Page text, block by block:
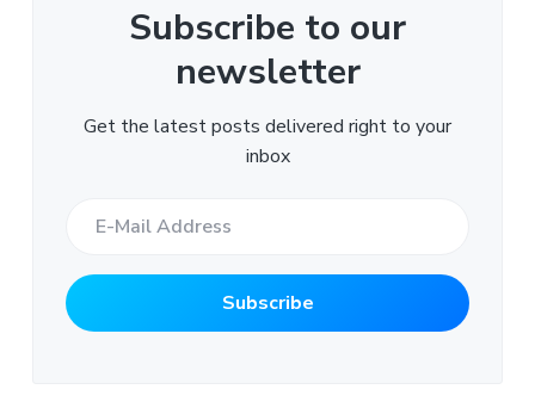
Subscribe to our
newsletter
Get the latest posts delivered right to your
inbox